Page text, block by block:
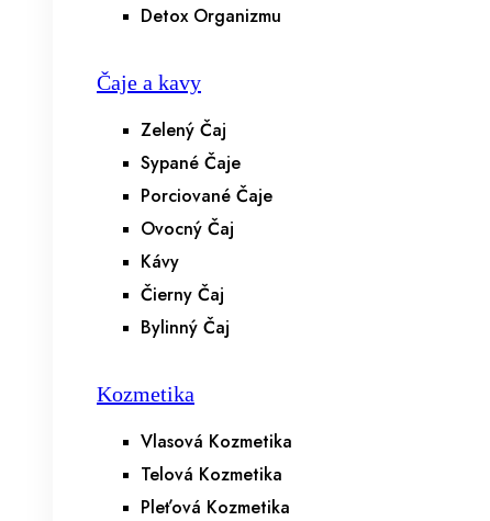
Detox Organizmu
Čaje a kavy
Zelený Čaj
Sypané Čaje
Porciované Čaje
Ovocný Čaj
Kávy
Čierny Čaj
Bylinný Čaj
Kozmetika
Vlasová Kozmetika
Telová Kozmetika
Pleťová Kozmetika